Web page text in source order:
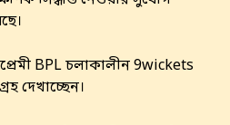
BPL চলাকালীন 9wickets
দেখাচ্ছেন।